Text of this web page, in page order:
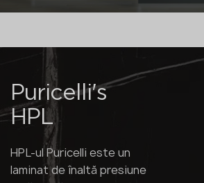
Puricelli's
HPL
HPL-ul Puricelli este un
laminat de înaltă presiune